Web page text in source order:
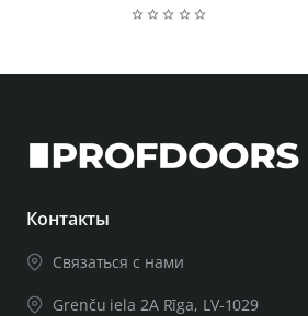
Контакты
Связаться с нами
Grenču iela 2A Rīga, LV-1029